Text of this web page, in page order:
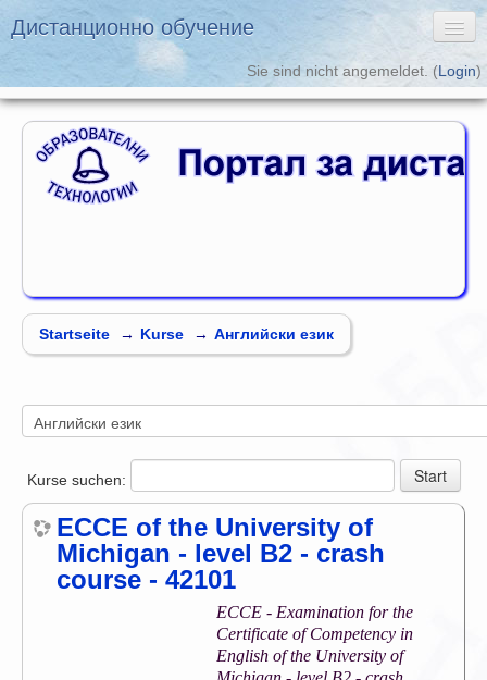
Дистанционно обучение
Sie sind nicht angemeldet. (Login)
Дистанционно обучение
Startseite → Kurse → Английски език
Kurse suchen:
ECCE of the University of
Michigan - level B2 - crash
course - 42101
ECCE - Examination for the
Certificate of Competency in
English of the University of